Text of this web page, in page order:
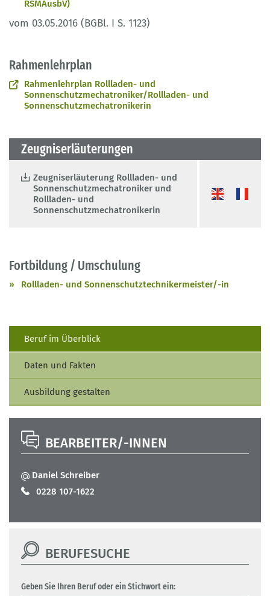
RSMAusbV)
vom 03.05.2016 (BGBl. I S. 1123)
Rahmenlehrplan
Rahmenlehrplan Rollladen- und
Sonnenschutzmechatroniker/Rollladen- und
Sonnenschutzmechatronikerin
Zeugniserläuterungen
Zeugniserläuterung Rollladen- und
Sonnenschutzmechatroniker und
Rollladen- und
Sonnenschutzmechatronikerin
Fortbildung / Umschulung
Rollladen- und Sonnenschutztechnikermeister/-in
Beruf im Überblick
Daten und Fakten
Ausbildung gestalten
BEARBEITER/-INNEN
Daniel Schreiber
0228 107-1622
BERUFESUCHE
Geben Sie Ihren Beruf oder ein Stichwort ein: